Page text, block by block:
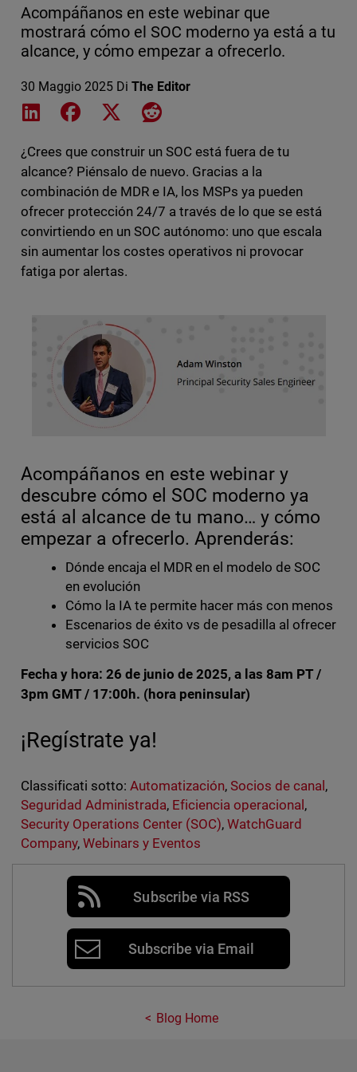
Acompáñanos en este webinar que
mostrará cómo el SOC moderno ya está a tu
alcance, y cómo empezar a ofrecerlo.
30 Maggio 2025 Di The Editor
Share on LinkedIn
Share on Facebook
Share on XShare on Reddit
¿Crees que construir un SOC está fuera de tu
alcance? Piénsalo de nuevo. Gracias a la
combinación de MDR e IA, los MSPs ya pueden
ofrecer protección 24/7 a través de lo que se está
convirtiendo en un SOC autónomo: uno que escala
sin aumentar los costes operativos ni provocar
fatiga por alertas.
Acompáñanos en este webinar y
descubre cómo el SOC moderno ya
está al alcance de tu mano… y cómo
empezar a ofrecerlo. Aprenderás:
Dónde encaja el MDR en el modelo de SOC
en evolución
Cómo la IA te permite hacer más con menos
Escenarios de éxito vs de pesadilla al ofrecer
servicios SOC
Fecha y hora: 26 de junio de 2025, a las 8am PT /
3pm GMT / 17:00h. (hora peninsular)
¡Regístrate ya!
Classificati sotto: Automatización,Socios de canal ,
Seguridad Administrada, Eficiencia operacional ,
Security Operations Center (SOC),WatchGuard
Company, Webinars y Eventos
Subscribe via RSS
Subscribe via Email
Blog Home